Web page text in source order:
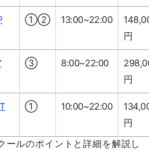
①② 13:00~22:00
円
③ 8:00~22:00
円
① 10:00~22:00
円
ールのポイントと詳細を解説し